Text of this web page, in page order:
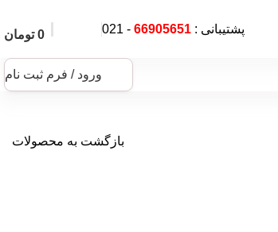
پشتیبانی : 66905651
- 021
0 تومان
ورود / فرم ثبت نام
بازگشت به محصولات